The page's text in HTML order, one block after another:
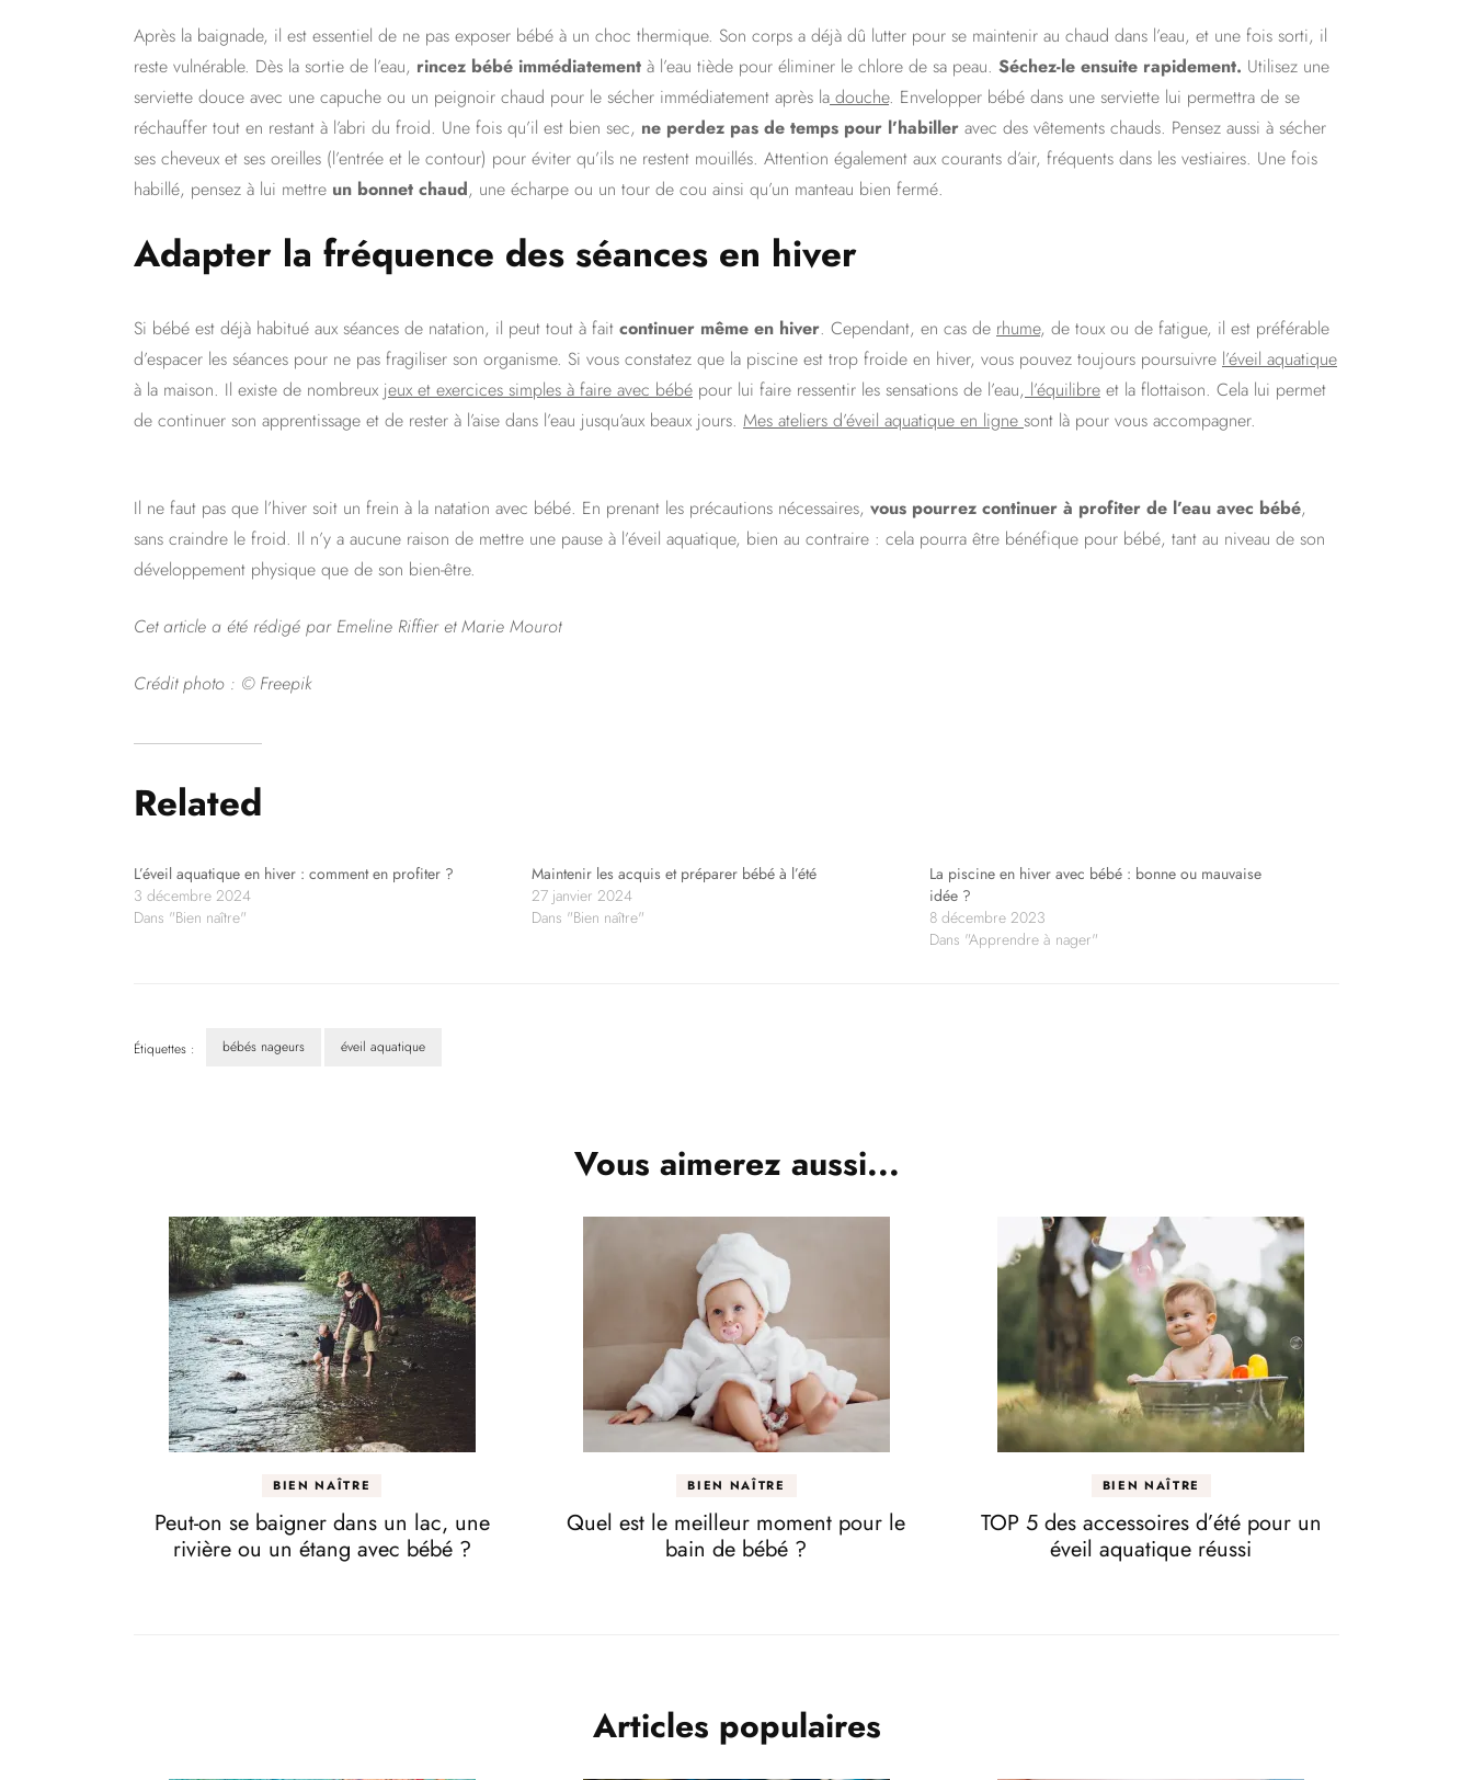
Après la baignade, il est essentiel de ne pas exposer bébé à un choc thermique. Son corps a déjà dû lutter pour se maintenir au chaud dans l’eau, et une fois sorti, il
reste vulnérable. Dès la sortie de l’eau, rincez bébé immédiatement à l’eau tiède pour éliminer le chlore de sa peau. Séchez-le ensuite rapidement. Utilisez une
serviette douce avec une capuche ou un peignoir chaud pour le sécher immédiatement après la douche. Envelopper bébé dans une serviette lui permettra de se
réchauffer tout en restant à l’abri du froid. Une fois qu’il est bien sec, ne perdez pas de temps pour l’habiller avec des vêtements chauds. Pensez aussi à sécher
ses cheveux et ses oreilles (l’entrée et le contour) pour éviter qu’ils ne restent mouillés. Attention également aux courants d’air, fréquents dans les vestiaires. Une fois
habillé, pensez à lui mettre un bonnet chaud, une écharpe ou un tour de cou ainsi qu’un manteau bien fermé.
Adapter la fréquence des séances en hiver
Si bébé est déjà habitué aux séances de natation, il peut tout à fait continuer même en hiver. Cependant, en cas de rhume, de toux ou de fatigue, il est préférable
d’espacer les séances pour ne pas fragiliser son organisme. Si vous constatez que la piscine est trop froide en hiver, vous pouvez toujours poursuivre l’éveil aquatique
à la maison. Il existe de nombreux jeux et exercices simples à faire avec bébé pour lui faire ressentir les sensations de l’eau, l’équilibre et la flottaison. Cela lui permet
de continuer son apprentissage et de rester à l’aise dans l’eau jusqu’aux beaux jours. Mes ateliers d’éveil aquatique en ligne sont là pour vous accompagner.
Il ne faut pas que l’hiver soit un frein à la natation avec bébé. En prenant les précautions nécessaires, vous pourrez continuer à profiter de l’eau avec bébé,
sans craindre le froid. Il n’y a aucune raison de mettre une pause à l’éveil aquatique, bien au contraire : cela pourra être bénéfique pour bébé, tant au niveau de son
développement physique que de son bien-être.
Cet article a été rédigé par Emeline Riffier et Marie Mourot
Crédit photo : © Freepik
Related
L’éveil aquatique en hiver : comment en profiter ?
3 décembre 2024
Dans "Bien naître"
Maintenir les acquis et préparer bébé à l’été
27 janvier 2024
Dans "Bien naître"
La piscine en hiver avec bébé : bonne ou mauvaise
idée ?
8 décembre 2023
Dans "Apprendre à nager"
Étiquettes : bébés nageurs éveil aquatique
Vous aimerez aussi...
BIEN NAÎTRE
Peut-on se baigner dans un lac, une
rivière ou un étang avec bébé ?
BIEN NAÎTRE
Quel est le meilleur moment pour le
bain de bébé ?
BIEN NAÎTRE
TOP 5 des accessoires d’été pour un
éveil aquatique réussi
Articles populaires